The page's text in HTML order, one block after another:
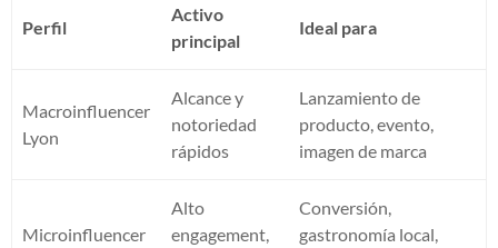
Perfil
Activo
principal
Ideal para
Macroinfluencer
Lyon
Alcance y
notoriedad
rápidos
Lanzamiento de
producto, evento,
imagen de marca
Microinfluencer
Alto
engagement,
Conversión,
gastronomía local,